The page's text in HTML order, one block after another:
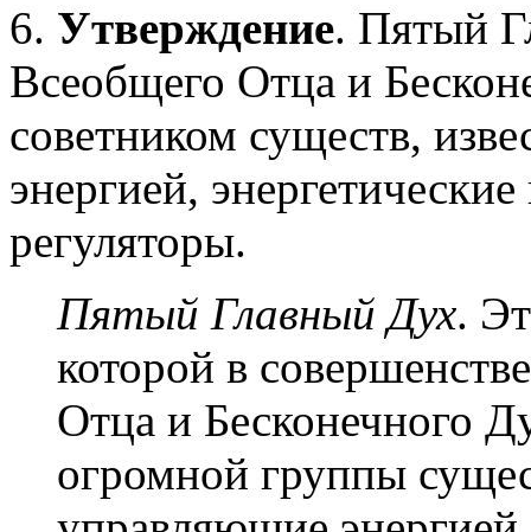
6. Утверждение. Пятый
Всеобщего Отца и
советником существ,
энергией,
регуляторы.
Пятый Главный Дух.
которой в
Отца и Бесконечного
огромной группы